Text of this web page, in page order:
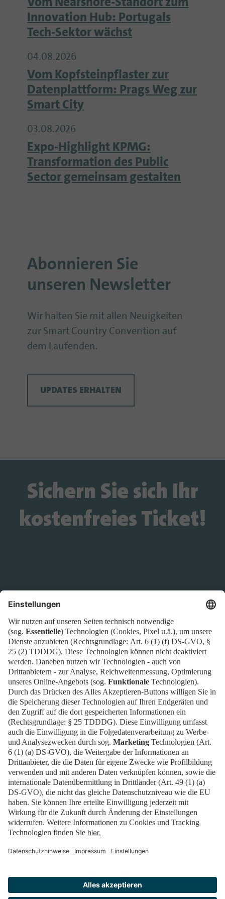
Vom Nearshore-Standort zum
Innovation Hub: Portugals
Tech-Sektor wächst
04.08.2026
Vom Kopfsteinpflaster zur
Datenplattform: Prags Weg zur
Smart City
03.08.2026
Expo-Highlight KPMG:
Transformation des Public
Sector gemeinsam gestalten
Abonnieren Sie
unseren Newsletter
Wir halten Sie mit allen Neuigkeiten
zur Smart Country Convention auf
dem Laufenden.
UPDATES ERHALTEN
Sichern Sie sich Ihr
kostenfreies Ticket!
Wird das Ticket-Widget nicht angezeigt? Dann
TicketsNewsblog
KontaktFAQDownloadsNewsletterImpressum
DatenschutzCookies
Erklärung zur BarrierefreiheitBarrierefrei